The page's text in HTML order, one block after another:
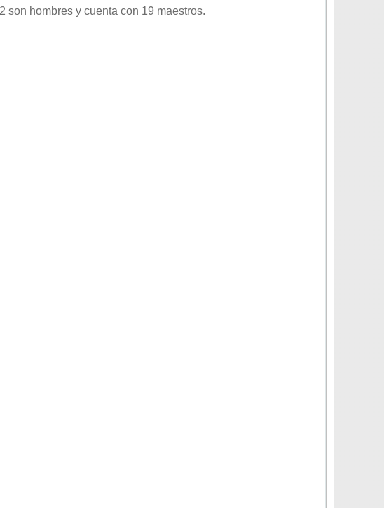
son hombres y cuenta con 19 maestros.